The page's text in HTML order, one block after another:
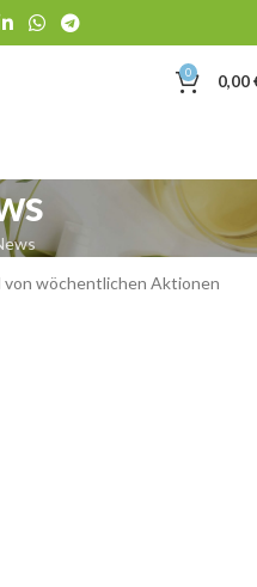
0 0,00
wöchentlichen Aktionen